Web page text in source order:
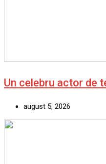
Un celebru actor de
august 5, 2026